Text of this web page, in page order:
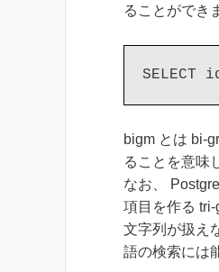
ることができ
SELECT
bigm とは bi-
ることを意味
なお、
項目を作る
文字列が扱え
語の検索には